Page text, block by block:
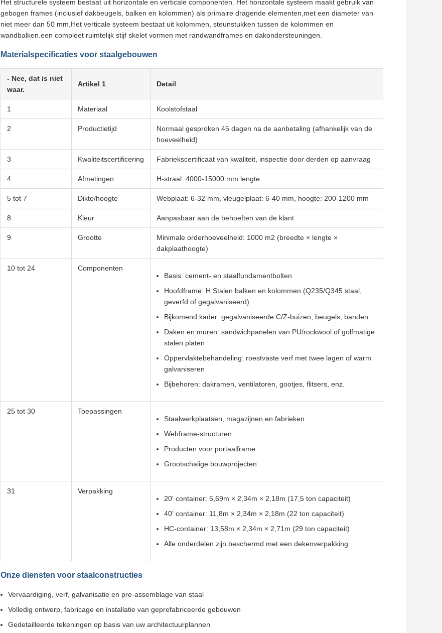
Het structurele systeem bestaat uit horizontale en verticale componenten. Het horizontale systeem maakt gebruik van
gebogen frames (inclusief dakbeugels, balken en kolommen) als primaire dragende elementen,met een diameter van
niet meer dan 50 mm,Het verticale systeem bestaat uit kolommen, steunstukken tussen de kolommen en
wandbalken.een compleet ruimtelijk stijf skelet vormen met randwandframes en dakondersteuningen.
Materialspecificaties voor staalgebouwen
- Nee, dat is niet
waar.
Artikel 1 Detail
1 Materiaal Koolstofstaal
2 Productietijd
Normaal gesproken 45 dagen na de aanbetaling (afhankelijk van de
hoeveelheid)
3 Kwaliteitscertificering Fabriekscertificaat van kwaliteit, inspectie door derden op aanvraag
4 Afmetingen H-straal: 4000-15000 mm lengte
5 tot 7 Dikte/hoogte Webplaat: 6-32 mm, vleugelplaat: 6-40 mm, hoogte: 200-1200 mm
8 Kleur Aanpasbaar aan de behoeften van de klant
9 Grootte
Minimale orderhoeveelheid: 1000 m2 (breedte × lengte ×
dakplaathoogte)
10 tot 24
Componenten
Basis: cement- en staalfundamentbolten
Hoofdframe: H Stalen balken en kolommen (Q235/Q345 staal,
geverfd of gegalvaniseerd)
Bijkomend kader: gegalvaniseerde C/Z-buizen, beugels, banden
Daken en muren: sandwichpanelen van PU/rockwool of golfmatige
stalen platen
Oppervlaktebehandeling: roestvaste verf met twee lagen of warm
galvaniseren
Bijbehoren: dakramen, ventilatoren, gootjes, flitsers, enz.
25 tot 30
Toepassingen
Staalwerkplaatsen, magazijnen en fabrieken
Webframe-structuren
Producten voor portaalframe
Grootschalige bouwprojecten
31
Verpakking
20' container: 5,69m × 2,34m × 2,18m (17,5 ton capaciteit)
40' container: 11,8m × 2,34m × 2,18m (22 ton capaciteit)
HC-container: 13,58m × 2,34m × 2,71m (29 ton capaciteit)
Alle onderdelen zijn beschermd met een dekenverpakking
Onze diensten voor staalconstructies
Vervaardiging, verf, galvanisatie en pre-assemblage van staal
Volledig ontwerp, fabricage en installatie van geprefabriceerde gebouwen
Gedetailleerde tekeningen op basis van uw architectuurplannen